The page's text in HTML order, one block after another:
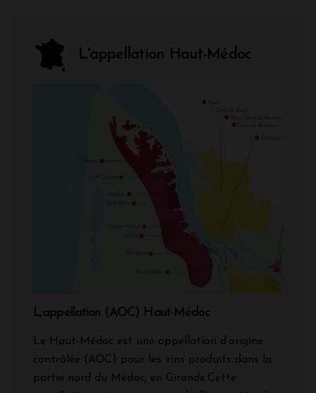
L'appellation Haut-Médoc
L;appellation (AOC) Haut-Médoc
Le Haut-Médoc est une appellation d’origine
contrôlée (AOC) pour les vins produits dans la
partie nord du Médoc, en Gironde.Cette